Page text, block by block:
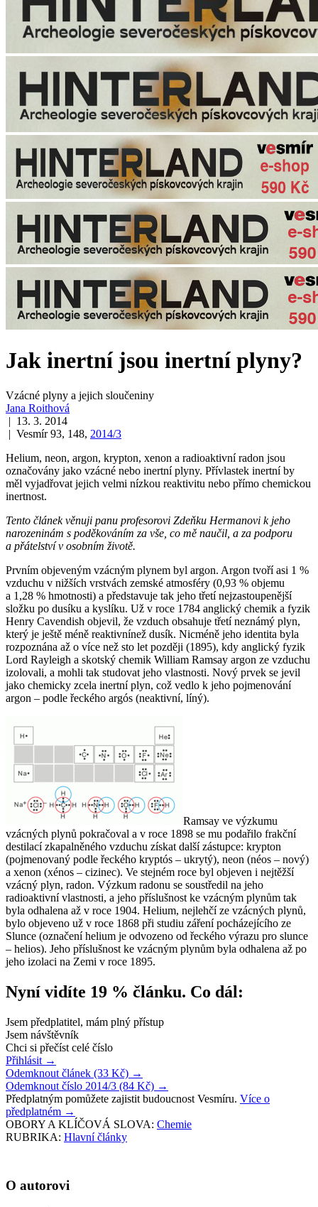
Jak inertní jsou inertní plyny?
Vzácné plyny a jejich sloučeniny
Jana Roithová
| 13. 3. 2014
| Vesmír 93, 148, 2014/3
Helium, neon, argon, krypton, xenon a radioaktivní radon jsou
označovány jako vzácné nebo inertní plyny. Přívlastek inertní by
měl vyjadřovat jejich velmi nízkou reaktivitu nebo přímo chemickou
inertnost.
Tento článek věnuji panu profesorovi Zdeňku Hermanovi k jeho
narozeninám s poděkováním za vše, co mě naučil, a za podporu
a přátelství v osobním životě.
Prvním objeveným vzácným plynem byl argon. Argon tvoří asi 1 %
vzduchu v nižších vrstvách zemské atmosféry (0,93 % objemu
a 1,28 % hmotnosti) a představuje tak jeho třetí nejzastoupenější
složku po dusíku a kyslíku. Už v roce 1784 anglický chemik a fyzik
Henry Cavendish objevil, že vzduch obsahuje třetí neznámý plyn,
který je ještě méně reaktivnínež dusík. Nicméně jeho identita byla
rozpoznána až o více než sto let později (1895), kdy anglický fyzik
Lord Rayleigh a skotský chemik William Ramsay argon ze vzduchu
izolovali, a mohli tak studovat jeho vlastnosti. Nový prvek se jevil
jako chemicky zcela inertní plyn, což vedlo k jeho pojmenování
argon – podle řeckého argós (neaktivní, líný).
Ramsay ve výzkumu
vzácných plynů pokračoval a v roce 1898 se mu podařilo frakční
destilací zkapalněného vzduchu získat další zástupce: krypton
(pojmenovaný podle řeckého kryptós – ukrytý), neon (néos – nový)
a xenon (xénos – cizinec). Ve stejném roce byl objeven i nejtěžší
vzácný plyn, radon. Výzkum radonu se soustředil na jeho
radioaktivní vlastnosti, a jeho příslušnost ke vzácným plynům tak
byla odhalena až v roce 1904. Helium, nejlehčí ze vzácných plynů,
bylo objeveno už v roce 1868 při studiu záření pocházejícího ze
Slunce (označení helium je odvozeno od řeckého výrazu pro slunce
– helios). Jeho příslušnost ke vzácným plynům byla odhalena až po
jeho izolaci na Zemi v roce 1895.
Nyní vidíte 19 % článku. Co dál:
Jsem předplatitel, mám plný přístup
Jsem návštěvník
Chci si přečíst celé číslo
Přihlásit →
Odemknout článek (33 Kč) →
Odemknout číslo 2014/3 (84 Kč) →
Předplatným pomůžete zajistit budoucnost Vesmíru. Více o
předplatném →
OBORY A KLÍČOVÁ SLOVA: Chemie
RUBRIKA: Hlavní články
O autorovi